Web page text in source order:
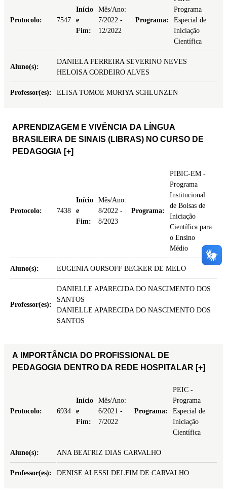
Protocolo: 7547
Início
e
Fim:
Mês/Ano:
7/2022 -
12/2022
Programa:
Programa
Especial de
Iniciação
Científica
Aluno(s):
DANIELA FERREIRA SEVERINO NEVES
HELOISA CORDEIRO ALVES
Professor(es): ELISA TOMOE MORIYA SCHLUNZEN
APRENDIZAGEM E VIVÊNCIA DA LÍNGUA
BRASILEIRA DE SINAIS (LIBRAS) NO CURSO DE
PEDAGOGIA [+]
Protocolo: 7438
Início
e
Fim:
Mês/Ano:
8/2022 -
8/2023
Programa:
PIBIC-EM -
Programa
Institucional
de Bolsas de
Iniciação
Científica para
o Ensino
Médio
Aluno(s): EUGENIA OURSOFF BECKER DE MELO
Professor(es):
DANIELLE APARECIDA DO NASCIMENTO DOS
SANTOS
DANIELLE APARECIDA DO NASCIMENTO DOS
SANTOS
A IMPORTÂNCIA DO PROFISSIONAL DE
PEDAGOGIA DENTRO DA REDE HOSPITALAR [+]
Protocolo: 6934
Início
e
Fim:
Mês/Ano:
6/2021 -
7/2022
Programa:
PEIC -
Programa
Especial de
Iniciação
Científica
Aluno(s): ANA BEATRIZ DIAS CARVALHO
Professor(es): DENISE ALESSI DELFIM DE CARVALHO